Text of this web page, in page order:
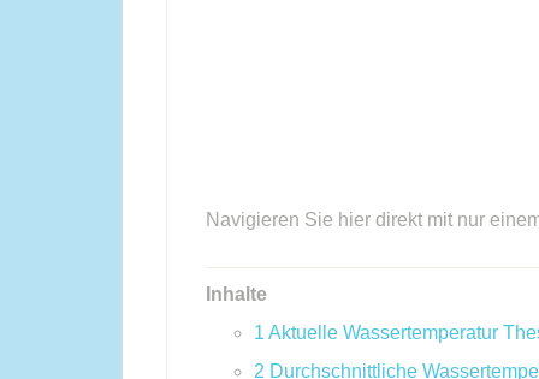
Navigieren Sie hier direkt mit nur
Inhalte
1 Aktuelle Wassertemperatur
2 Durchschnittliche